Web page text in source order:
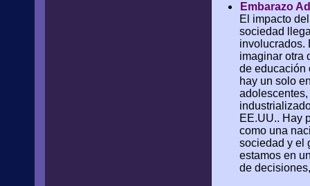
Embarazo
El impacto
sociedad
involucrados.
imaginar otra
de educación
hay un solo
EE.UU.. Hay
como una
sociedad y el
estamos en
de